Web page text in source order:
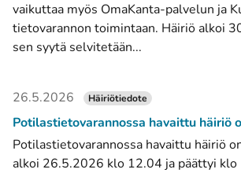
vaikuttaa myös OmaKanta-palvelun ja
tietovarannon toimintaan. Häiriö alkoi
sen syytä selvitetään...
26.5.2026 Häiriötiedote
Potilastietovarannossa havaittu häiriö
Potilastietovarannossa havaittu häiriö
alkoi 26.5.2026 klo 12.04 ja päättyi klo